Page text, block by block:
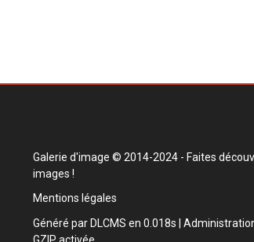
Galerie d'image © 2014-2024 - Faites
images !
Mentions légales
Généré parDLCMS en 0.018s |
GZIP activée